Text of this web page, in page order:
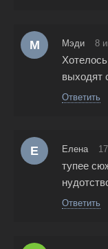
М Мэди 8
выходят
Ответить
Е Елена
тупее
Ответить